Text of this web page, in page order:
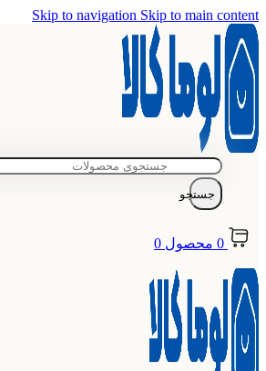
Skip to navigation Skip to main content
جستجو
0 محصول 0